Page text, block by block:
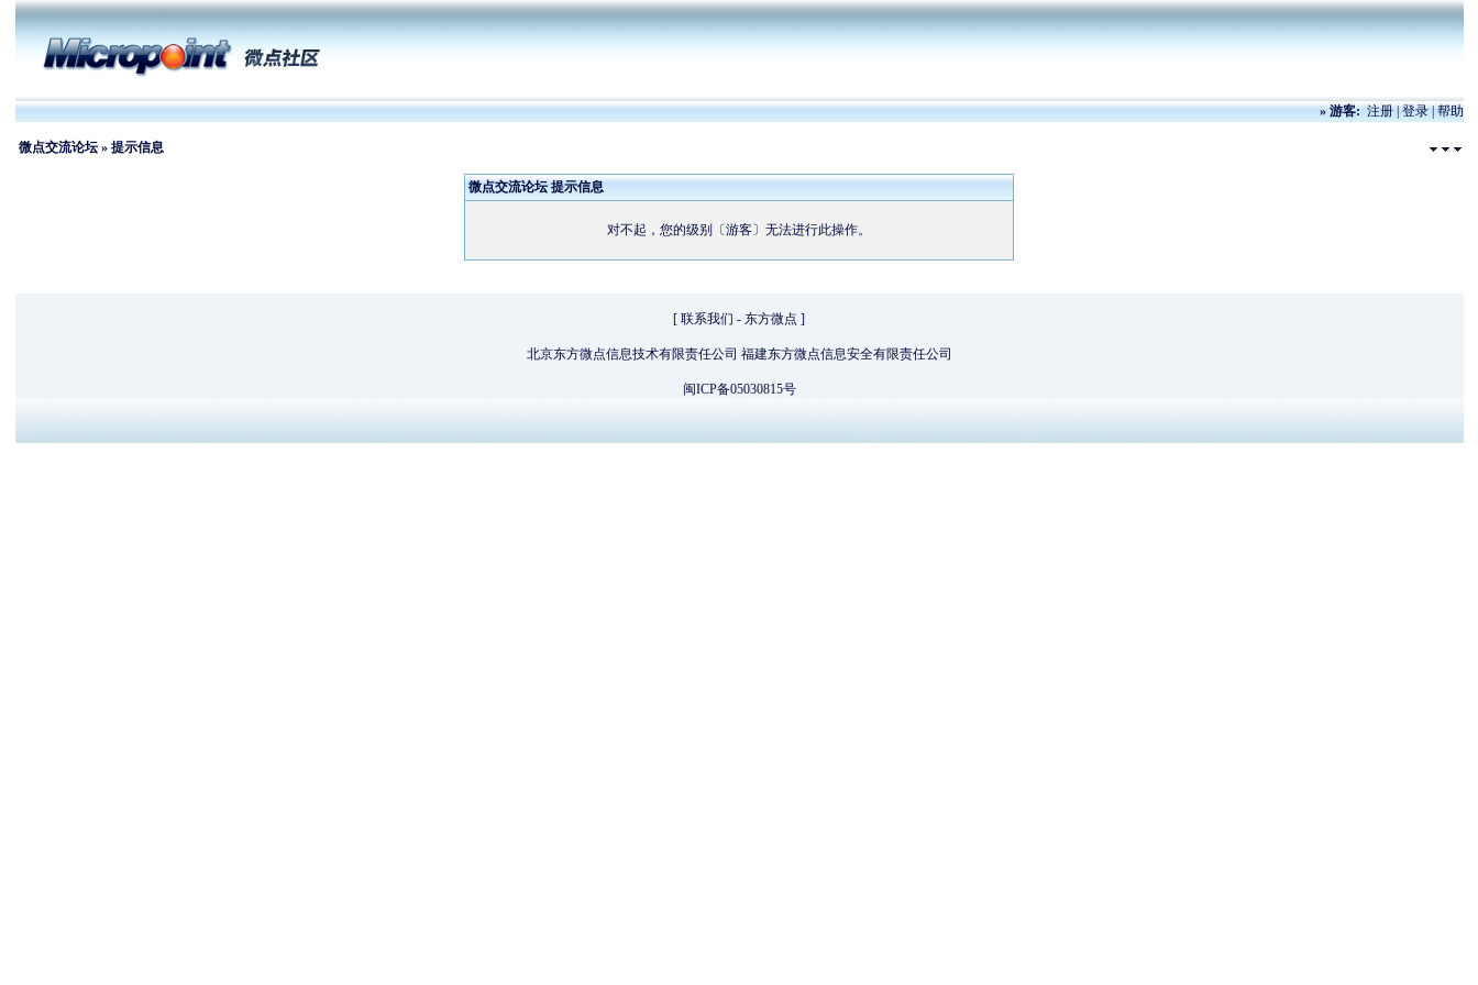
» 游客:注册|登录|帮助
微点交流论坛» 提示信息
微点交流论坛 提示信息
对不起，您的级别〔游客〕无法进行此操作。
[ 联系我们 - 东方微点 ]
北京东方微点信息技术有限责任公司 福建东方微点信息安全有限责任公司
闽ICP备05030815号